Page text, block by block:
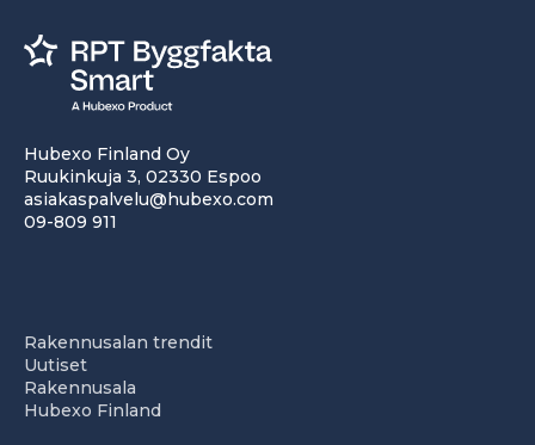
Hubexo Finland Oy
Ruukinkuja 3, 02330 Espoo
asiakaspalvelu@hubexo.com
09-809 911
Rakennusalan trendit
Uutiset
Rakennusala
Hubexo Finland